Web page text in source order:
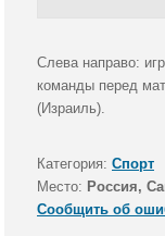
Слева направо:
команды перед
(Израиль).
Категория: Спорт
Место: Россия,
Сообщить об